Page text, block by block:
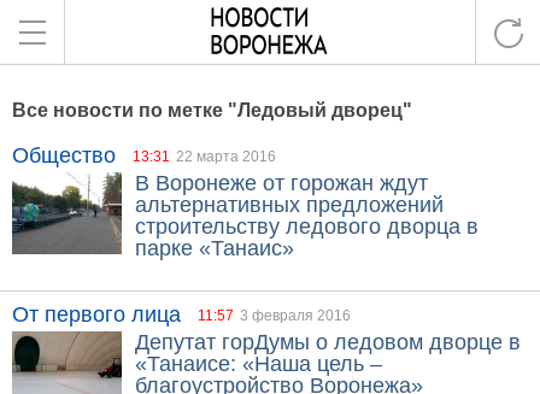
Все новости по метке "Ледовый дворец"
Общество 13:31 22 марта 2016
В Воронеже от горожан ждут
альтернативных предложений
строительству ледового дворца в
парке «Танаис»
От первого лица 11:57 3 февраля 2016
Депутат горДумы о ледовом дворце в
«Танаисе: «Наша цель –
благоустройство Воронежа»